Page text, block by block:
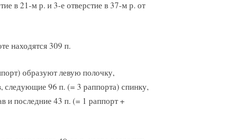
в 21-м р. и 3-е отверстие в 37-м р. от
находятся 309 п.
образуют левую полочку,
следующие 96 п. (= 3 раппорта) спинку,
и последние 43 п. (= 1 раппорт +